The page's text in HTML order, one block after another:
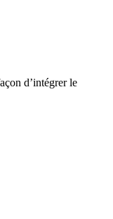
d’intégrer le